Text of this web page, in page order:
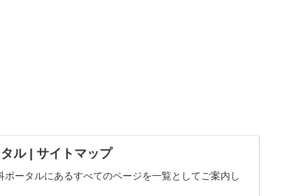
ル | サイトマップ
ポータルにあるすべてのページを一覧としてご案内し